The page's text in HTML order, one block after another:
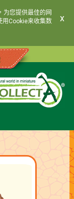
为您提供最佳的网
用Cookie来收集数
x